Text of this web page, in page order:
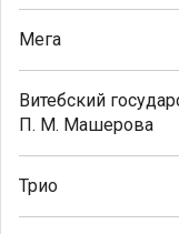
Мега
Витебский
П. М. Машерова
Трио